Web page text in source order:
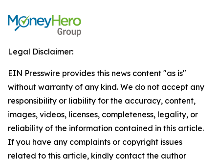
Legal Disclaimer:
EIN Presswire provides this news content "as is"
without warranty of any kind. We do not accept any
responsibility or liability for the accuracy, content,
images, videos, licenses, completeness, legality, or
reliability of the information contained in this article.
If you have any complaints or copyright issues
related to this article, kindly contact the author